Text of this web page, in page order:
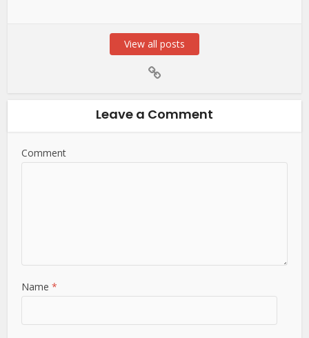
View all posts
Leave a Comment
Comment
Name*